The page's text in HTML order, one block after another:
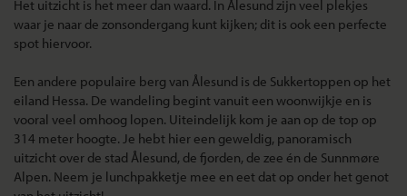
Het uitzicht is het meer dan waard. In Ålesund zijn veel plekjes
waar je naar de zonsondergang kunt kijken; dit is ook een perfecte
spot hiervoor.
Een andere populaire berg van Ålesund is de Sukkertoppen op het
eiland Hessa. De wandeling begint vanuit een woonwijkje en is
vooral veel omhoog lopen. Uiteindelijk kom je aan op de top op
314 meter hoogte. Je hebt hier een geweldig, panoramisch
uitzicht over de stad Ålesund, de fjorden, de zee én de Sunnmøre
Alpen. Neem je lunchpakketje mee en eet dat op onder het genot